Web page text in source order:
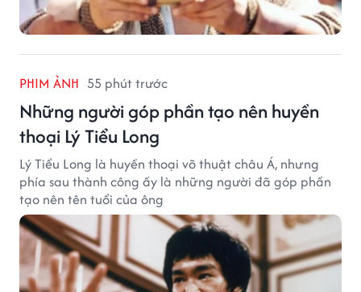
PHIM ẢNH 55 phút trước
Những người góp phần tạo nên huyền
thoại Lý Tiểu Long
Lý Tiểu Long là huyền thoại võ thuật châu Á, nhưng
phía sau thành công ấy là những người đã góp phần
tạo nên tên tuổi của ông